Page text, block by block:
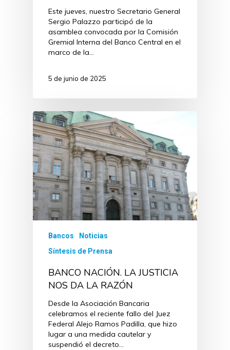
Este jueves, nuestro Secretario General
Sergio Palazzo participó de la
asamblea convocada por la Comisión
Gremial Interna del Banco Central en el
marco de la…
5 de junio de 2025
Bancos
Noticias
Síntesis de Prensa
BANCO NACIÓN. LA JUSTICIA
NOS DA LA RAZÓN
Desde la Asociación Bancaria
celebramos el reciente fallo del Juez
Federal Alejo Ramos Padilla, que hizo
lugar a una medida cautelar y
suspendió el decreto…